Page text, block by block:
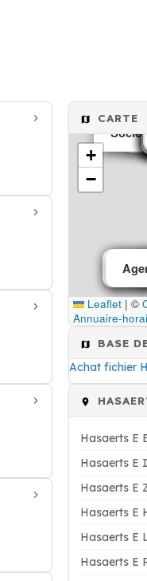
CARTE
+
−
Leaflet | ©
Annuaire-
BASE
Achat fichier
Hasaerts E
Hasaerts E
Hasaerts E
Hasaerts E
Hasaerts E
Hasaerts E